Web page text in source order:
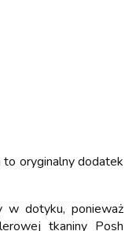
oryginalny dodatek
w dotyku, ponieważ
tkaniny Posh